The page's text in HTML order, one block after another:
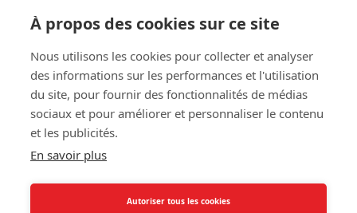
À propos des cookies sur ce site
Nous utilisons les cookies pour collecter et analyser
des informations sur les performances et l'utilisation
du site, pour fournir des fonctionnalités de médias
sociaux et pour améliorer et personnaliser le contenu
et les publicités.
En savoir plus
Autoriser tous les cookies
HARVEST DATES
The harvest started on 7th of September.
The grapes displayed sun-ripened characters